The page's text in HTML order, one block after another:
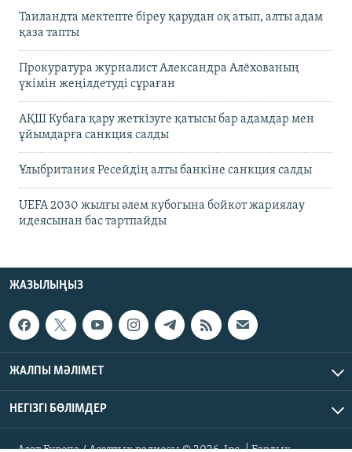
Таиландта мектепте біреу қарудан оқ атып, алты адам
қаза тапты
Прокуратура журналист Александра Алёхованың
үкімін жеңілдетуді сұраған
АҚШ Кубаға қару жеткізуге қатысы бар адамдар мен
ұйымдарға санкция салды
Ұлыбритания Ресейдің алты банкіне санкция салды
UEFA 2030 жылғы әлем кубогына бойкот жариялау
идеясынан бас тартпайды
ЖАЗЫЛЫҢЫЗ
ЖАЛПЫ МӘЛІМЕТ
НЕГІЗГІ БӨЛІМДЕР